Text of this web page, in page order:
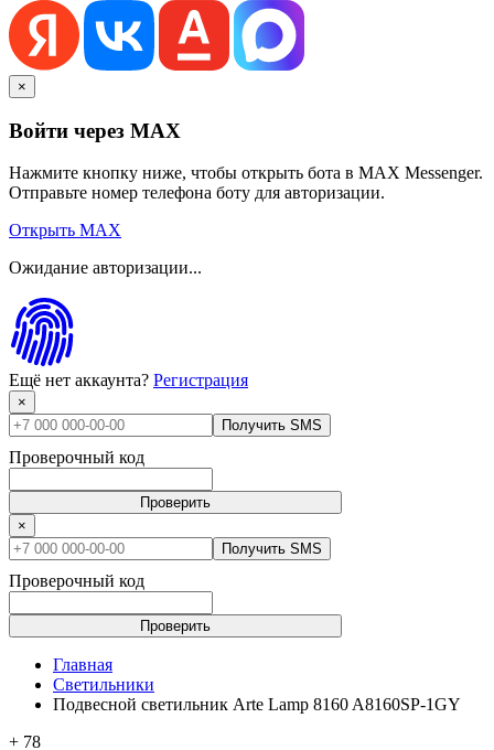
×
Войти через MAX
Нажмите кнопку ниже, чтобы открыть бота в MAX Messenger.
Отправьте номер телефона боту для авторизации.
Открыть MAX
Ожидание авторизации...
Ещё нет аккаунта? Регистрация
×
Получить SMS
Проверочный код
Проверить
×
Получить SMS
Проверочный код
Проверить
Главная
Светильники
Подвесной светильник Arte Lamp 8160 A8160SP-1GY
+ 78